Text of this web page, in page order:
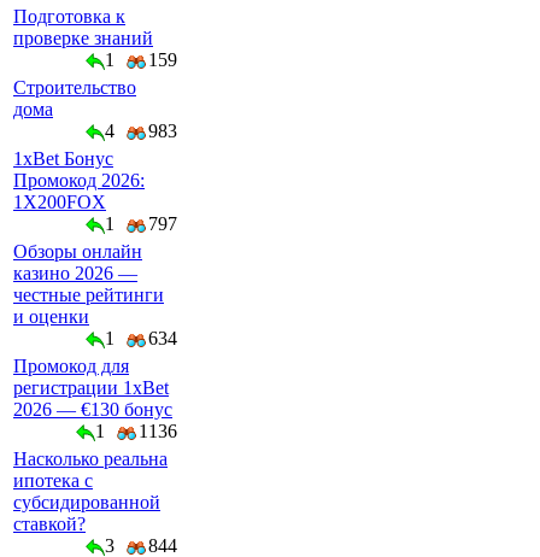
Подготовка к
проверке знаний
1
159
Строительство
дома
4
983
1xBet Бонус
Промокод 2026:
1X200FOX
1
797
Обзоры онлайн
казино 2026 —
честные рейтинги
и оценки
1
634
Промокод для
регистрации 1xBet
2026 — €130 бонус
1
1136
Насколько реальна
ипотека с
субсидированной
ставкой?
3
844